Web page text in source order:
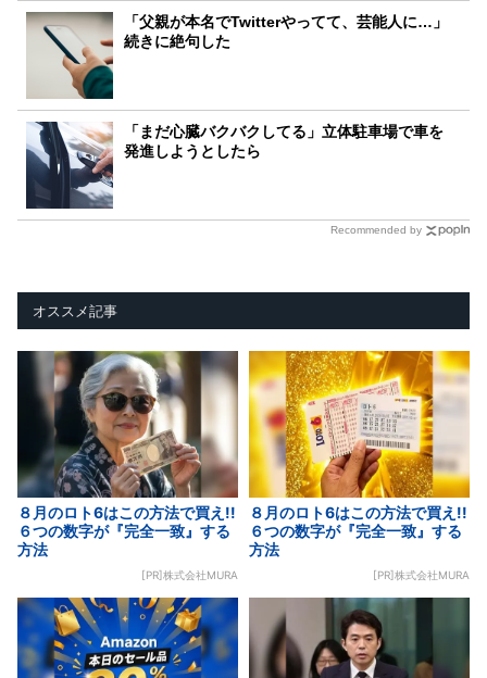
「父親が本名でTwitterやってて、芸能人に…」
続きに絶句した
「まだ心臓バクバクしてる」立体駐車場で車を
発進しようとしたら
Recommended by
オススメ記事
８月のロト6はこの方法で買え!!
６つの数字が『完全一致』する
方法
[PR]株式会社MURA
８月のロト6はこの方法で買え!!
６つの数字が『完全一致』する
方法
[PR]株式会社MURA